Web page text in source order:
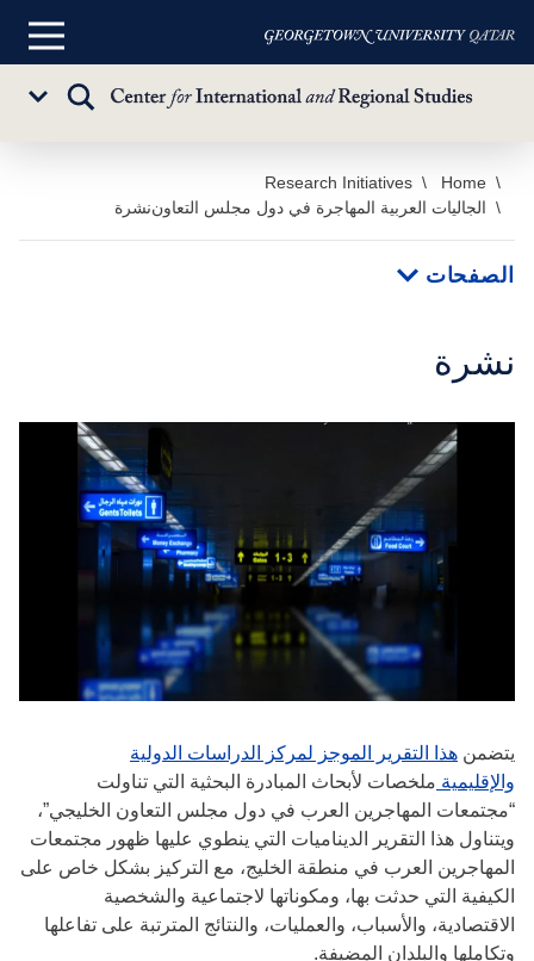
تخطي
المحتوى
الرئيسي
القائمة
تبديل
Home
Research Initiatives
الجاليات العربية المهاجرة في دول مجلس التعاوننشرة
الصفحات
نشرة
يتضمن هذا التقرير الموجز لمركز الدراسات الدولية
والإقليمية ملخصات لأبحاث المبادرة البحثية التي تناولت
“مجتمعات المهاجرين العرب في دول مجلس التعاون الخليجي”،
ويتناول هذا التقرير الديناميات التي ينطوي عليها ظهور مجتمعات
المهاجرين العرب في منطقة الخليج، مع التركيز بشكل خاص على
الكيفية التي حدثت بها، ومكوناتها لاجتماعية والشخصية
الاقتصادية، والأسباب، والعمليات، والنتائج المترتبة على تفاعلها
وتكاملها والبلدان المضيفة.